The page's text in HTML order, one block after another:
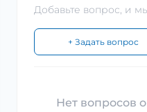
Добавьте вопрос, и
+ Задать вопрос
Нет вопросов